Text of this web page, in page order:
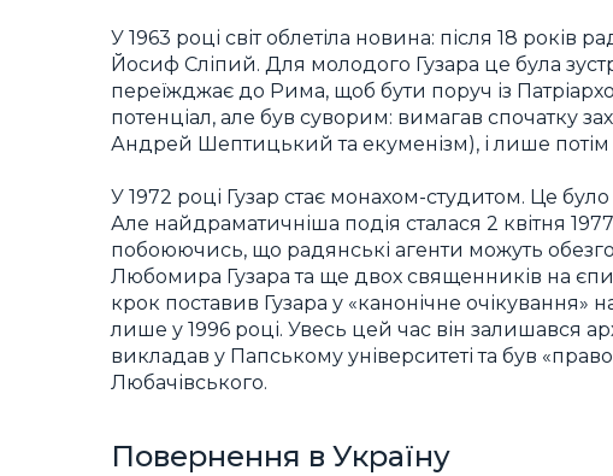
У 1963 році світ облетіла новина: після 18
Йосиф Сліпий. Для молодого Гузара це була
переїжджає до Рима, щоб бути поруч із
потенціал, але був суворим: вимагав спочатку
Андрей Шептицький та екуменізм), і лише
У 1972 році Гузар стає монахом-студитом. Це
Але найдраматичніша подія сталася 2 квітня
побоюючись, що радянські агенти можуть
Любомира Гузара та ще двох священників на
крок поставив Гузара у «канонічне
лише у 1996 році. Увесь цей час він залишався
викладав у Папському університеті та був
Любачівського.
Повернення в Україну